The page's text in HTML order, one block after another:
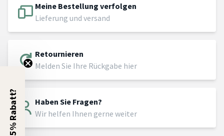
Meine Bestellung verfolgen
Lieferung und versand
Retournieren
Melden Sie Ihre Rückgabe hier
Haben Sie Fragen?
Wir helfen Ihnen gerne weiter
5% Rabatt?